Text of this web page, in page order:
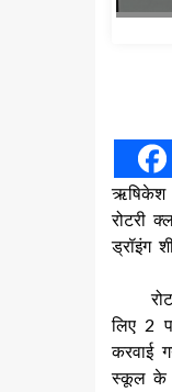
ऋषिकेश
रोटरी
ड्रॉइंग
लिए 2
करवाई
स्कूल के